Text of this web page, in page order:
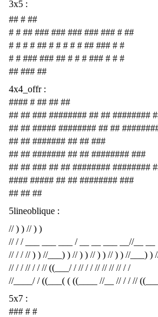
3x5 :
## # ##
# # ## ### ### ### ### ### # ##
# # # # ## # # # # # ## ### # #
# # ### ### ## # # # ### # # #
## ### ##
4x4_offr :
#### # ## ## ##
## ## ### ######## ## ## ########
## ## ##### ######## ## ##
## ## ####### ## ## ###
## ## ####### ## ## ######## ###
## ## ### ## ## ######## ########
#### ##### ## ## ######## ###
## ## ##
5lineoblique :
// ) ) // ) )
// / / ___ ___ ___ / __ __ ___ __//__ __
// / / // ) ) //___) ) // ) ) // ) ) // ) ) //___) )
// / / // / / // ((___/ / // / / // // // // / /
//____/ / ((___( ( ((____ //__ // / / //
5x7 :
### # #